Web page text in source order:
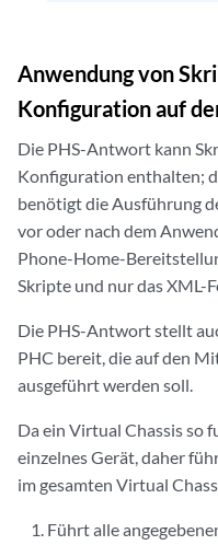
Anwendung von
Konfiguration auf
Die PHS-Antwort kann
Konfiguration enthalten;
benötigt die Ausführung
vor oder nach dem
Phone-Home-
Skripte und nur das
Die PHS-Antwort stellt
PHC bereit, die auf den
ausgeführt werden soll.
Da ein Virtual Chassis so
einzelnes Gerät, daher
im gesamten Virtual
Führt alle